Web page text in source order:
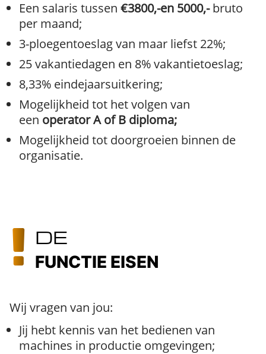
Een salaris tussen €3800,-en 5000,-bruto
per maand;
3-ploegentoeslag van maar liefst 22%;
25 vakantiedagen en 8% vakantietoeslag;
8,33% eindejaarsuitkering;
Mogelijkheid tot het volgen van
een operator A of B diploma;
Mogelijkheid tot doorgroeien binnen de
organisatie.
DE
FUNCTIE EISEN
Wij vragen van jou:
Jij hebt kennis van het bedienen van
machines in productie omgevingen;